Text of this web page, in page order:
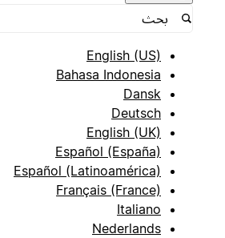
English (US)
Bahasa Indonesia
Dansk
Deutsch
English (UK)
Español (España)
Español (Latinoamérica)
Français (France)
Italiano
Nederlands